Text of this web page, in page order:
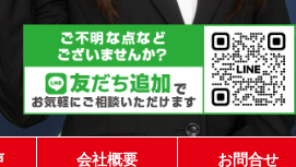
会社概要 お問合せ